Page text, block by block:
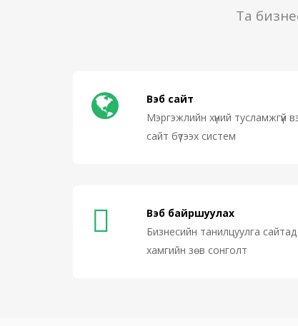
Та
Вэб сайт
Мэргэжлийн хүний тусламжгүй
сайт бүтээх систем
Вэб байршуулах
Бизнесийн танилцуулга сайтад
хамгийн зөв сонголт